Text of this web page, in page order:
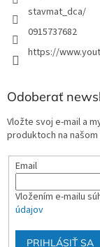
stavmat_dca/
0915737682
https://
Odoberať
Vložte svoj e-mail a
produktoch na
Email
Vložením e-mailu
údajov
PRIHLÁSIŤ SA